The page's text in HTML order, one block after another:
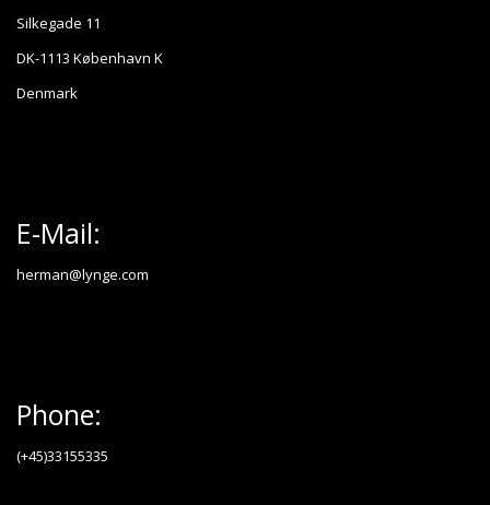
Silkegade 11
DK-1113 København K
Denmark
E-Mail:
herman@lynge.com
Phone:
(+45)33155335